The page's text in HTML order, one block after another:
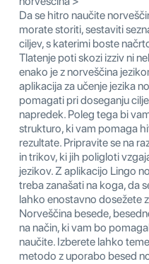
Da se hitro naučite
morate storiti, sestaviti
ciljev, s katerimi boste
Tlatenje poti skozi izziv ni
enako je z norveščina
aplikacija za učenje jezika
pomagati pri doseganju
napredek. Poleg tega bi
strukturo, ki vam pomaga
rezultate. Pripravite se na
in trikov, ki jih poligloti
jezikov. Z aplikacijo Lingo
treba zanašati na koga, da
lahko enostavno dosežete
Norveščina besede,
na način, ki vam bo
naučite. Izberete lahko
metodo z uporabo besed